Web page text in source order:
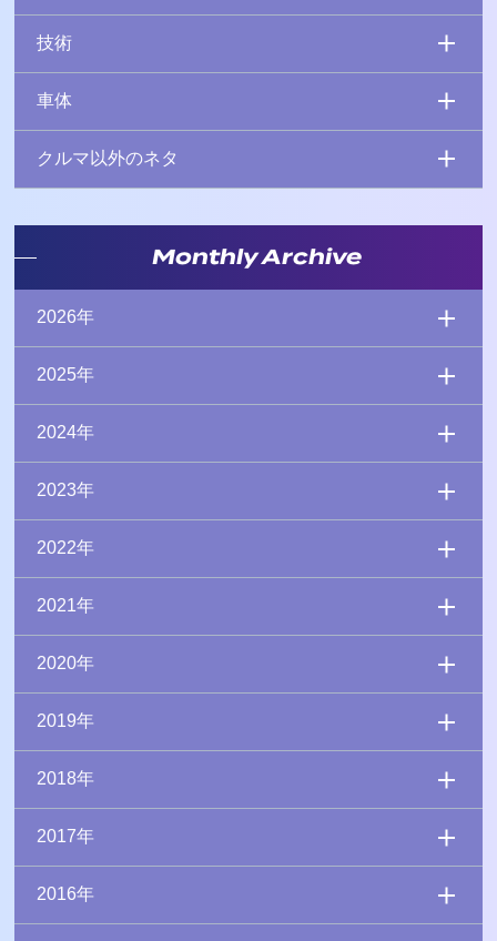
技術
車体
クルマ以外のネタ
Monthly Archive
2026年
2025年
2024年
2023年
2022年
2021年
2020年
2019年
2018年
2017年
2016年